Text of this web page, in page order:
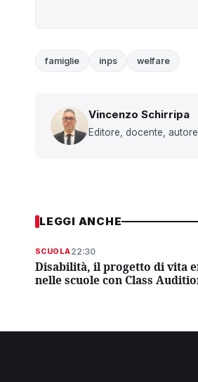
famiglie inps welfare
Vincenzo Schirripa
Editore, docente, autore
LEGGI ANCHE
SCUOLA22:30
Disabilità, il progetto di vita
nelle scuole con Class